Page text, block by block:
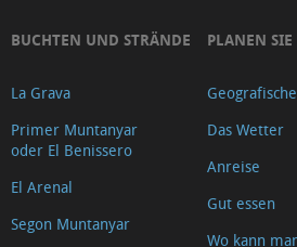
BUCHTEN UND STRÄNDE
La Grava
Primer Muntanyar
oder El Benissero
El Arenal
Segon Muntanyar
PLANEN SIE
Das Wetter
Anreise
Gut essen
Wo kann